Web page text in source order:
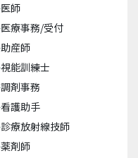
医師
医療事務/受付
助産師
視能訓練士
調剤事務
看護助手
診療放射線技師
薬剤師